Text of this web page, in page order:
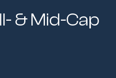
& Mid-Cap​